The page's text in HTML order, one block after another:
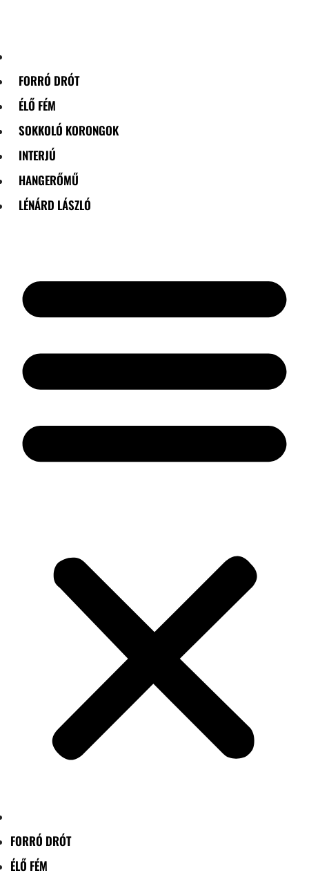
FORRÓ DRÓT
ÉLŐ FÉM
SOKKOLÓ KORONGOK
INTERJÚ
HANGERŐMŰ
LÉNÁRD LÁSZLÓ
FORRÓ DRÓT
ÉLŐ FÉM